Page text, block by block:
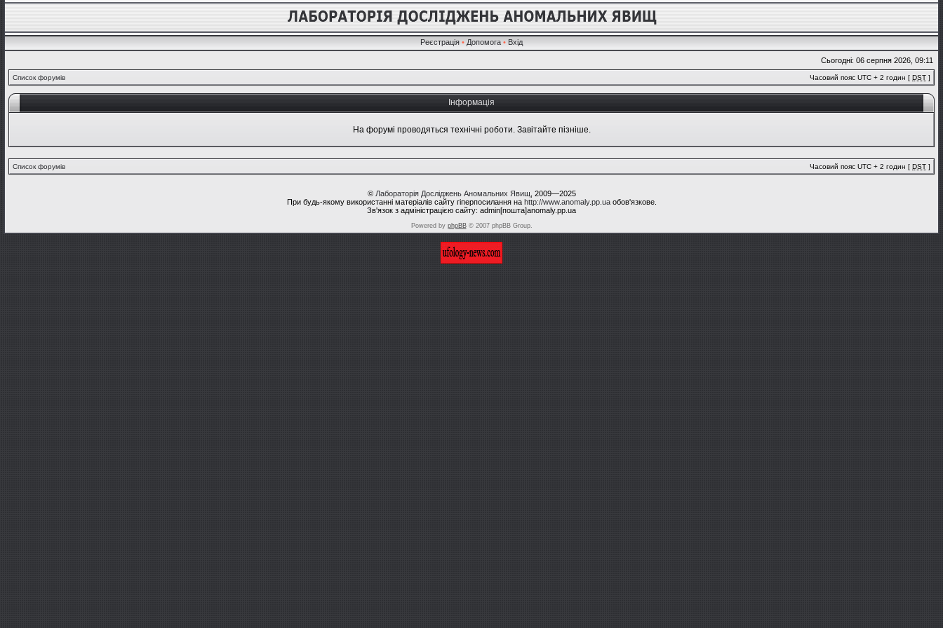
Реєстрація • Допомога • Вхід
Сьогодні: 06 серпня 2026, 09:11
Список форумів Часовий пояс UTC + 2 годин [ DST ]
Інформація
На форумі проводяться технічні роботи. Завітайте пізніше.
Список форумів Часовий пояс UTC + 2 годин [ DST ]
© Лабораторія Досліджень Аномальних Явищ , 2009—2025
При будь-якому використанні матеріалів сайту гіперпосилання на http://www.anomaly.pp.uaобов'язкове.
Зв'язок з адміністрацією сайту: admin[пошта]anomaly.pp.ua
Powered by phpBB© 2007 phpBB Group.